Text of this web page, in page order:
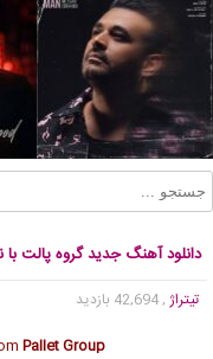
دانلود آهنگ جدید گروه پالت با
تیتراژ , 42,694 بازدید
Pallet Group